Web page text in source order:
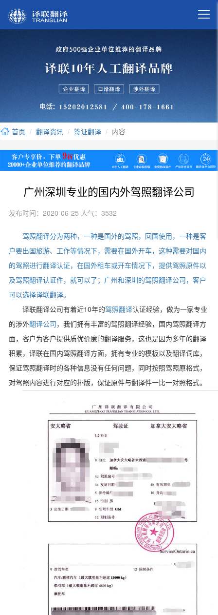

首页 翻译资讯 签证翻译 内容
广州深圳专业的国内外驾照翻译公司
发布时间：2020-06-25 人气：3532
驾照翻译分为两种，一种是国外的驾照，回国使用，一种是客
户要出国旅游、工作等情况下，需要在国外开车，这种需要对国内
的驾照进行翻译认证，在国外租车或开车情况下，提供驾照原件以
及驾照翻译认证件，就可以了；广州和深圳的驾照翻译公司，客户
可以选择译联翻译。
译联翻译公司有着近10年的驾照翻译认证经验，做为一家专业
的涉外翻译公司 ，我们拥有丰富的驾照翻译经验，国内驾照翻译方
面，客户为客户提供质优价廉的翻译服务，这也是因为多年的翻译
积累，译联在国内驾照翻译方面，拥有专业的模板以及翻译词库，
保证驾照翻译时的各种信息没有任何问题，同时按照驾照原格式，
对驾照内容进行对应的排版，保证原件与翻译件一比一对照格式。